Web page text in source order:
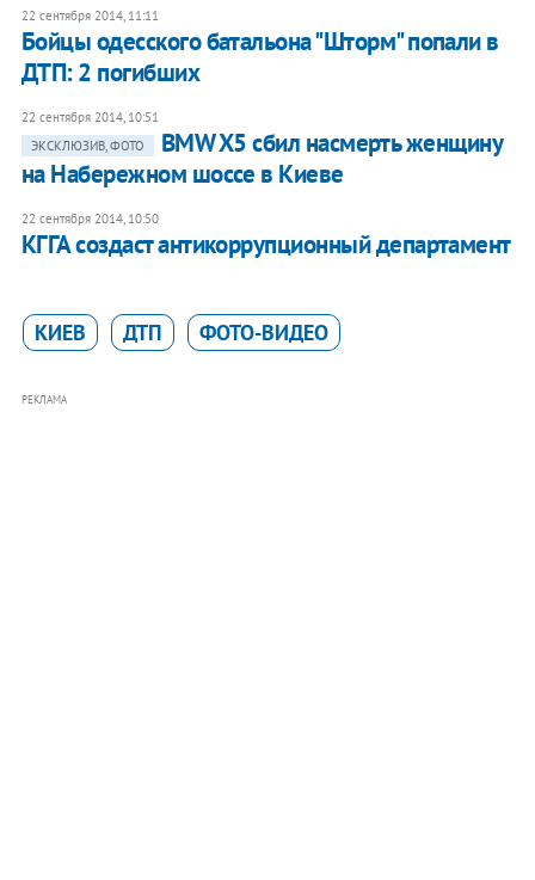
22 сентября 2014, 11:11
Бойцы одесского батальона "Шторм" попали в
ДТП: 2 погибших
22 сентября 2014, 10:51
ЭКСКЛЮЗИВ, ФОТО
BMW X5 сбил насмерть женщину
на Набережном шоссе в Киеве
22 сентября 2014, 10:50
КГГА создаст антикоррупционный департамент
КИЕВ ДТП ФОТО-ВИДЕО
РЕКЛАМА